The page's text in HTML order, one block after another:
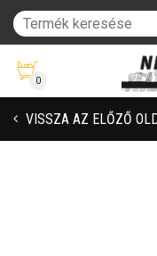
0
VISSZA AZ ELŐZŐ